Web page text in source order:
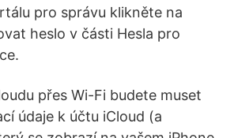
pro správu klikněte na
heslo v části Hesla pro
přes Wi-Fi budete muset
údaje k účtu iCloud (a